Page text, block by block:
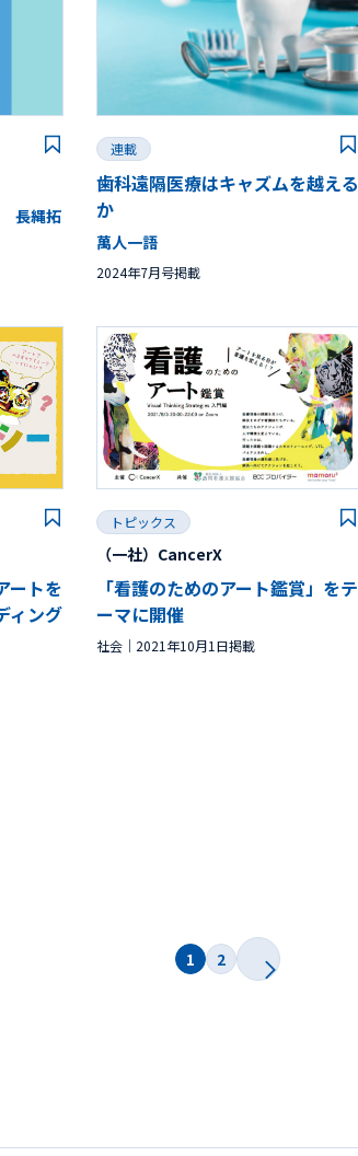
長縄拓
連載
歯科遠隔医療はキャズムを越える
か
萬人一語
2024年7月号掲載
ートを
ィング
トピックス
（一社）CancerX
「看護のためのアート鑑賞」をテ
ーマに開催
社会 2021年10月1日掲載
1 2